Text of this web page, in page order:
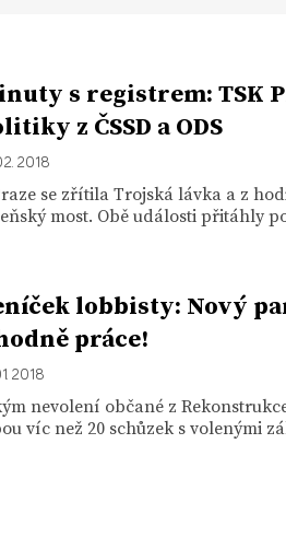
s registrem: TSK
z ČSSD a ODS
2018
se zřítila Trojská lávka a z
most. Obě události přitáhly
lobbisty: Nový
práce!
2018
nevolení občané z
víc než 20 schůzek s volenými